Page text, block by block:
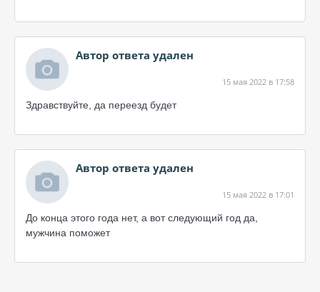
Автор ответа удален
15 мая 2022 в 17:58
Здравствуйте, да переезд будет
Автор ответа удален
15 мая 2022 в 17:01
До конца этого года нет, а вот следующий год да,
мужчина поможет